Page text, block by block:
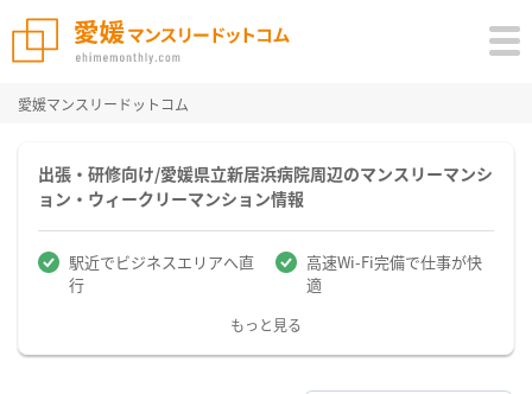
愛媛マンスリードットコム
出張・研修向け/愛媛県立新居浜病院周辺のマンスリーマンシ
ョン・ウィークリーマンション情報
駅近でビジネスエリアへ直
行
高速Wi-Fi完備で仕事が快
適
もっと見る